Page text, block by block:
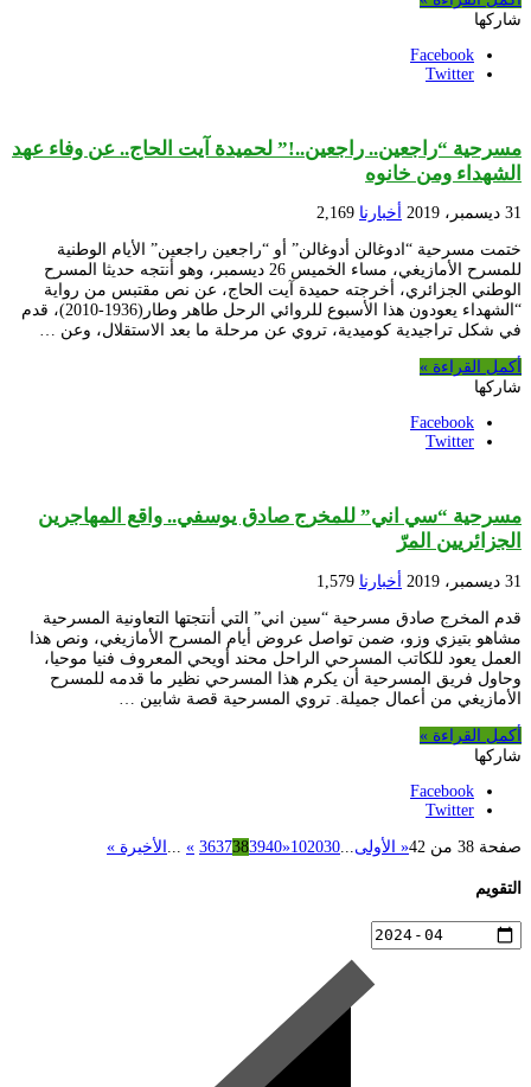
شاركها
Facebook
Twitter
مسرحية “راجعين.. راجعين..!” لحميدة آيت الحاج.. عن وفاء عهد
الشهداء ومن خانوه
31 ديسمبر، 2019 أخبارنا 2,169
ختمت مسرحية “ادوغالن أدوغالن” أو “راجعين راجعين” الأيام الوطنية
للمسرح الأمازيغي، مساء الخميس 26 ديسمبر، وهو أنتجه حديثا المسرح
الوطني الجزائري، أخرجته حميدة آيت الحاج، عن نص مقتبس من رواية
“الشهداء يعودون هذا الأسبوع للروائي الرحل طاهر وطار(1936-2010)، قدم
في شكل تراجيدية كوميدية، تروي عن مرحلة ما بعد الاستقلال، وعن …
أكمل القراءة »
شاركها
Facebook
Twitter
مسرحية “سي اني” للمخرج صادق يوسفي.. واقع المهاجرين
الجزائريين المرّ
31 ديسمبر، 2019 أخبارنا 1,579
قدم المخرج صادق مسرحية “سين اني” التي أنتجتها التعاونية المسرحية
مشاهو بتيزي وزو، ضمن تواصل عروض أيام المسرح الأمازيغي، ونص هذا
العمل يعود للكاتب المسرحي الراحل محند أويحي المعروف فنيا موحيا،
وحاول فريق المسرحية أن يكرم هذا المسرحي نظير ما قدمه للمسرح
الأمازيغي من أعمال جميلة. تروي المسرحية قصة شابين …
أكمل القراءة »
شاركها
Facebook
Twitter
صفحة 38 من 42 « الأولى 102030
«
3637383940
» الأخيرة »
التقويم